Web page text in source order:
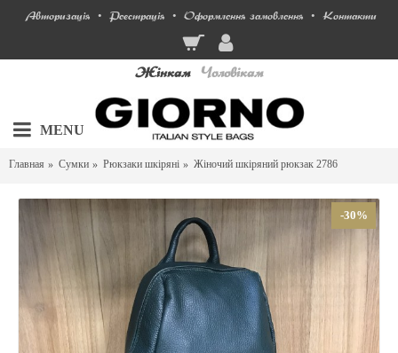
Авторизація • Реєстрація • Оформлення замовлення • Контакти
Жінкам Чоловікам
MENU
Главная Сумки Рюкзаки шкіряні Жіночий шкіряний рюкзак 2786
-30%